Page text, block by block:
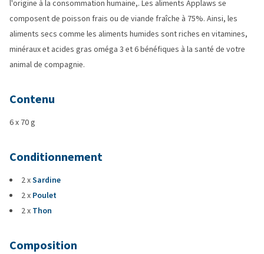
l'origine à la consommation humaine,. Les aliments Applaws se
composent de poisson frais ou de viande fraîche à 75%. Ainsi, les
aliments secs comme les aliments humides sont riches en vitamines,
minéraux et acides gras oméga 3 et 6 bénéfiques à la santé de votre
animal de compagnie.
Contenu
6 x 70 g
Conditionnement
2 xSardine
2 x Poulet
2 x Thon
Composition